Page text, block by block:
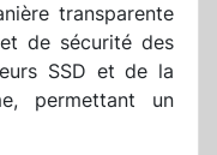
transparente
de sécurité des
SSD et de la
permettant un